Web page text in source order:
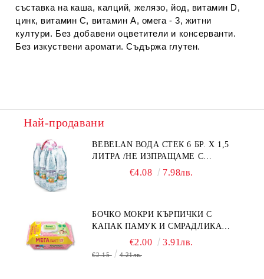
съставка на каша, калций, желязо, йод, витамин D,
цинк, витамин С, витамин А, омега - 3, житни
култури. Без добавени оцветители и консерванти.
Без изкуствени аромати. Съдържа глутен.
Най-продавани
BEBELAN ВОДА СТЕК 6 БР. Х 1,5
ЛИТРА /НЕ ИЗПРАЩАМЕ С
€4.08 7.98лв.
БОЧКО МОКРИ КЪРПИЧКИ С
КАПАК ПАМУК И СМРАДЛИКА
€2.00 3.91лв.
€2.15 4.21лв.